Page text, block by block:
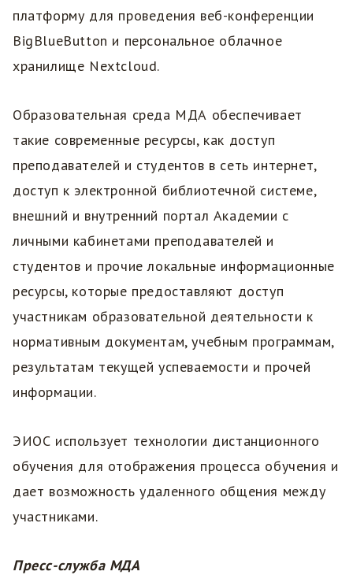
платформу для проведения веб-конференции
BigBlueButton и персональное облачное
хранилище Nextcloud.
Образовательная среда МДА обеспечивает
такие современные ресурсы, как доступ
преподавателей и студентов в сеть интернет,
доступ к электронной библиотечной системе,
внешний и внутренний портал Академии с
личными кабинетами преподавателей и
студентов и прочие локальные информационные
ресурсы, которые предоставляют доступ
участникам образовательной деятельности к
нормативным документам, учебным программам,
результатам текущей успеваемости и прочей
информации.
ЭИОС использует технологии дистанционного
обучения для отображения процесса обучения и
дает возможность удаленного общения между
участниками.
Пресс-служба МДА